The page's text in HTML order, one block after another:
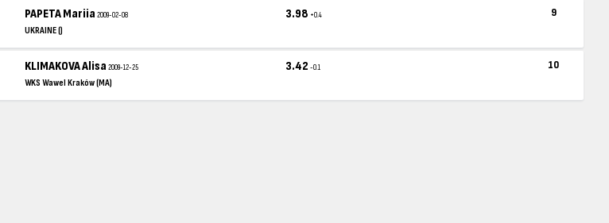
PAPETA Mariia2009-02-08
UKRAINE ()
3.98 +0.4 9
KLIMAKOVA Alisa2009-12-25
WKS Wawel Kraków (MA)
3.42 -0.1 10